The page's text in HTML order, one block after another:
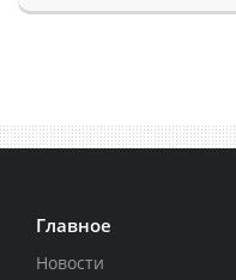
Главное
Новости